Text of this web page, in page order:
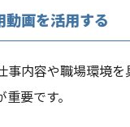
画を活用する
事内容や職場環境
要です。